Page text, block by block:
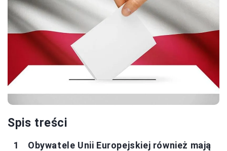
Spis treści
Obywatele Unii Europejskiej również mają